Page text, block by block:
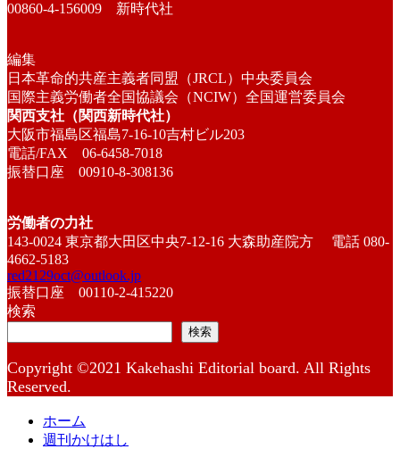
00860-4-156009 新時代社
編集
日本革命的共産主義者同盟（JRCL）中央委員会
国際主義労働者全国協議会（NCIW）全国運営委員会
関西支社（関西新時代社）
大阪市福島区福島7-16-10吉村ビル203
電話/FAX 06-6458-7018
振替口座 00910-8-308136
労働者の力社
143-0024 東京都大田区中央7-12-16 大森助産院方 電話 080-
4662-5183
red2129oct@outlook.jp
振替口座 00110-2-415220
検索
検索
Copyright ©2021 Kakehashi Editorial board. All Rights
Reserved.
ホーム
週刊かけはし